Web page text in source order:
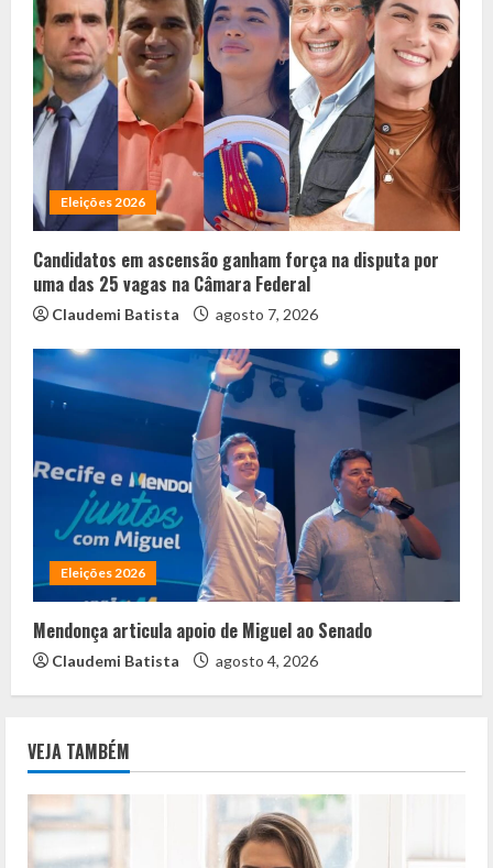
Eleições 2026
Candidatos em ascensão ganham força na disputa por
uma das 25 vagas na Câmara Federal
Claudemi Batista agosto 7, 2026
Eleições 2026
Mendonça articula apoio de Miguel ao Senado
Claudemi Batista agosto 4, 2026
VEJA TAMBÉM